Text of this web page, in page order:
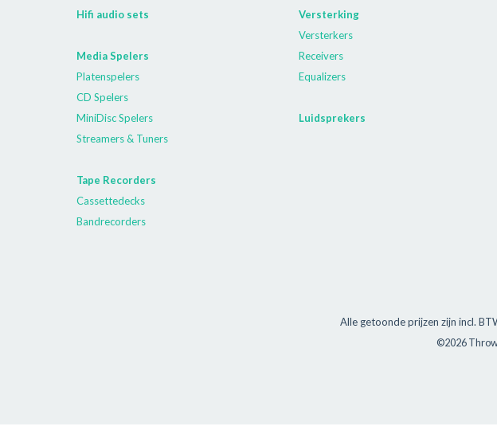
Hifi audio sets
Media Spelers
Platenspelers
CD Spelers
MiniDisc Spelers
Streamers & Tuners
Tape Recorders
Cassettedecks
Bandrecorders
Versterking
Versterkers
Receivers
Equalizers
Luidsprekers
Alle getoonde prijzen zijn incl.
©2026